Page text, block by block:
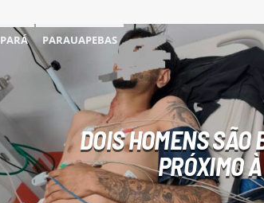
PARÁ PARAUAPEBAS
DOIS HOMENS SÃO
PRÓXIMO